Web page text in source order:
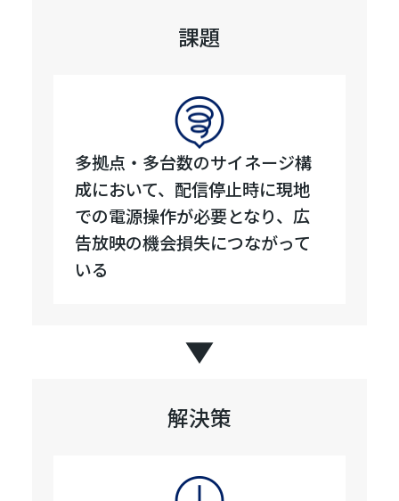
課題
多拠点・多台数のサイネージ構
成において、配信停止時に現地
での電源操作が必要となり、広
告放映の機会損失につながって
いる
解決策